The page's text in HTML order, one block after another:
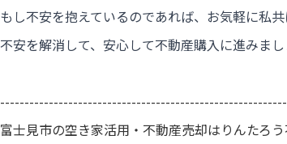
もし不安を抱えているのであれば、お気軽に私
不安を解消して、安心して不動産購入に進みまし
富士見市の空き家活用・不動産売却はりんたろ